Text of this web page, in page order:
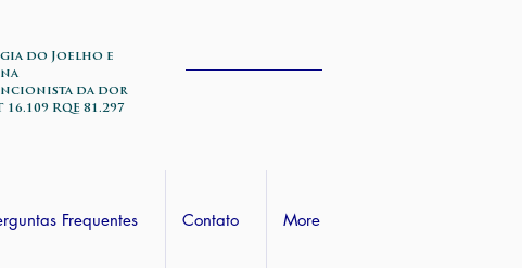
do Joelho e
da dor
16.109 RQE 81.297
Frequentes Contato More